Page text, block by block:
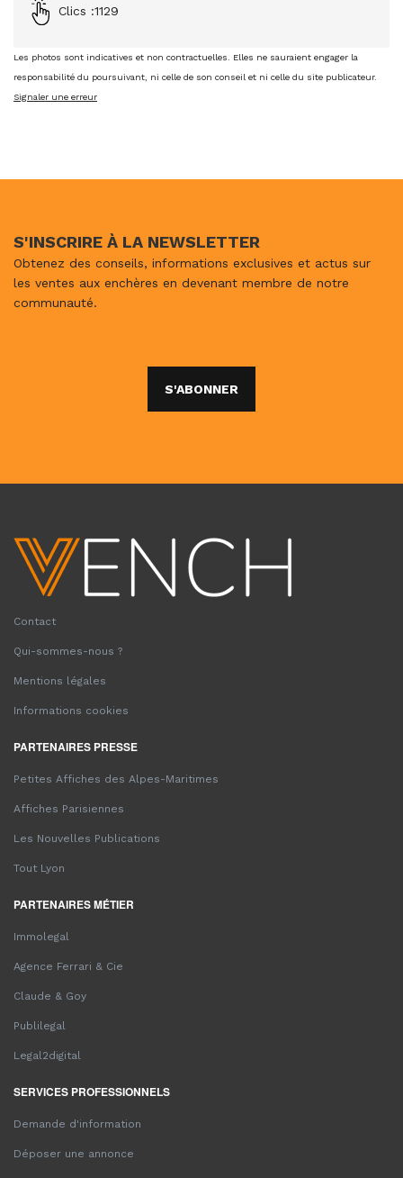
Clics :1129
Les photos sont indicatives et non contractuelles. Elles ne sauraient engager la
responsabilité du poursuivant, ni celle de son conseil et ni celle du site publicateur.
Signaler une erreur
S'INSCRIRE À LA NEWSLETTER
Obtenez des conseils, informations exclusives et actus sur
les ventes aux enchères en devenant membre de notre
communauté.
S'ABONNER
Contact
Qui-sommes-nous ?
Mentions légales
Informations cookies
PARTENAIRES PRESSE
Petites Affiches des Alpes-Maritimes
Affiches Parisiennes
Les Nouvelles Publications
Tout Lyon
PARTENAIRES MÉTIER
Immolegal
Agence Ferrari & Cie
Claude & Goy
Publilegal
Legal2digital
SERVICES PROFESSIONNELS
Demande d'information
Déposer une annonce